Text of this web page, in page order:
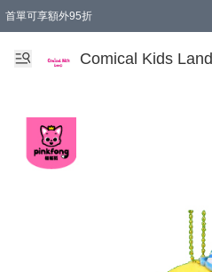
首單可享額外95折
Comical Kids Land